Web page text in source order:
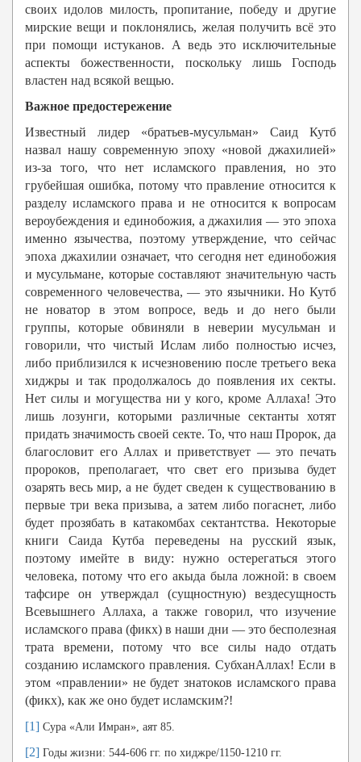
своих идолов милость, пропитание, победу и другие
мирские вещи и поклонялись, желая получить всё это
при помощи истуканов. А ведь это исключительные
аспекты божественности, поскольку лишь Господь
властен над всякой вещью.
Важное предостережение
Известный лидер «братьев-мусульман» Саид Кутб
назвал нашу современную эпоху «новой джахилией»
из-за того, что нет исламского правления, но это
грубейшая ошибка, потому что правление относится к
разделу исламского права и не относится к вопросам
вероубеждения и единобожия, а джахилия — это эпоха
именно язычества, поэтому утверждение, что сейчас
эпоха джахилии означает, что сегодня нет единобожия
и мусульмане, которые составляют значительную часть
современного человечества, — это язычники. Но Кутб
не новатор в этом вопросе, ведь и до него были
группы, которые обвиняли в неверии мусульман и
говорили, что чистый Ислам либо полностью исчез,
либо приблизился к исчезновению после третьего века
хиджры и так продолжалось до появления их секты.
Нет силы и могущества ни у кого, кроме Аллаха! Это
лишь лозунги, которыми различные сектанты хотят
придать значимость своей секте. То, что наш Пророк, да
благословит его Аллах и приветствует — это печать
пророков, преполагает, что свет его призыва будет
озарять весь мир, а не будет сведен к существованию в
первые три века призыва, а затем либо погаснет, либо
будет прозябать в катакомбах сектантства. Некоторые
книги Саида Кутба переведены на русский язык,
поэтому имейте в виду: нужно остерегаться этого
человека, потому что его акыда была ложной: в своем
тафсире он утверждал (сущностную) вездесущность
Всевышнего Аллаха, а также говорил, что изучение
исламского права (фикх) в наши дни — это бесполезная
трата времени, потому что все силы надо отдать
созданию исламского правления. СубханАллах! Если в
этом «правлении» не будет знатоков исламского права
(фикх), как же оно будет исламским?!
[1] Сура «Али Имран», аят 85.
[2] Годы жизни: 544-606 гг. по хиджре/1150-1210 гг.